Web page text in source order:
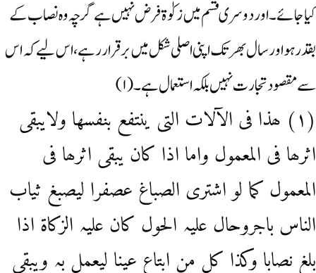
کیاجائے۔ اور دوسری قسم میں زکوٰۃ فرض نہیں ہے گرچہ وہ نصاب کے
بقدر ہو اور سال بھر تک اپنی اصلی شکل میں بر قرار رہے، اس لیے کہ اس
سے مقصود تجارت نہیں بلکہ استعمال ہے۔ (۱)
(۱) ھذا فی الآلات التی ینتفع بنفسھا ولایبقی
اثرھا فی المعمول واما اذا کان یبقی اثرھا فی
المعمول کما لو اشتری الصباغ عصفرا لیصبغ ثیاب
الناس باجروحال علیہ الحول کان علیہ الزکاۃ اذا
بلغ نصابا وکذا کل من ابتاع عینا لیعمل بہ ویبقی